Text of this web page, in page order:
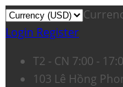
Login Register
T2 - CN 7:00 -
103 Lê Hồng